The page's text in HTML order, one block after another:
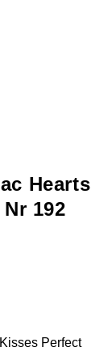
Hearts
192
Perfect